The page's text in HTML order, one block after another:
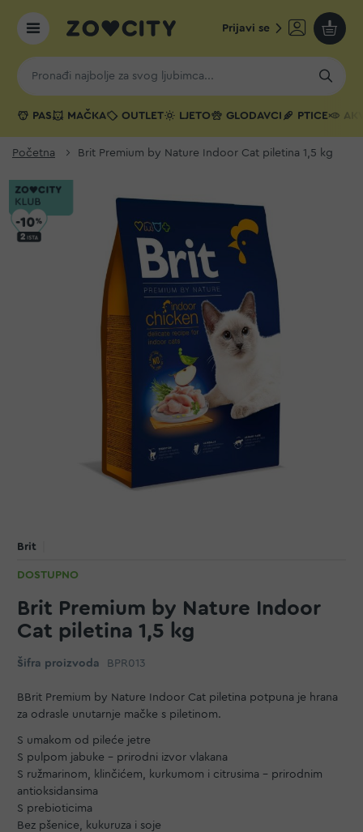
Prijavi se
Moja
PAS MAČKA OUTLET LJETO GLODAVCI PTICE
Početna Brit Premium by Nature Indoor Cat piletina 1,5 kg
Brit
DOSTUPNO
Brit Premium by Nature Indoor
Cat piletina 1,5 kg
Šifra proizvoda BPR013
BBrit Premium by Nature Indoor Cat piletina potpuna je hrana
za odrasle unutarnje mačke s piletinom.
S umakom od pileće jetre
S pulpom jabuke - prirodni izvor vlakana
S ružmarinom, klinčićem, kurkumom i citrusima - prirodnim
antioksidansima
S prebioticima
Bez pšenice, kukuruza i soje